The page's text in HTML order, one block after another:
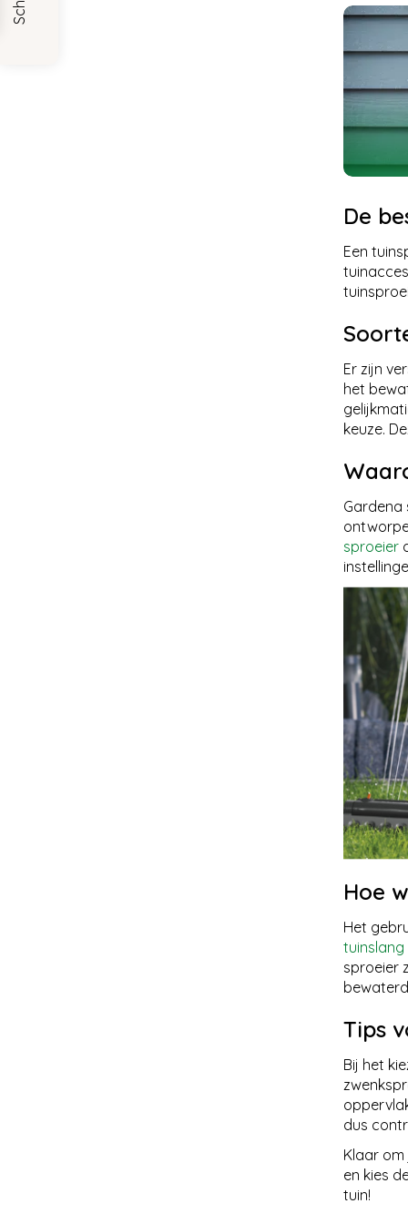
De
Een
Er zijn
het
keuze.
Gardena
sproeier
Hoe
Het
tuinslang
sproeier
Tips
Bij het
dus
Klaar
en kies
tuin!